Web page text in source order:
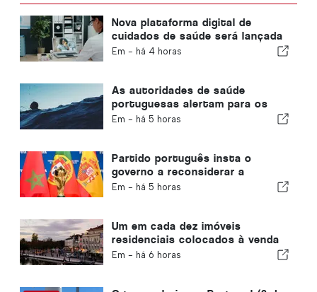
Nova plataforma digital de
cuidados de saúde será lançada
em Portugal
Em - há 4 horas
As autoridades de saúde
portuguesas alertam para os
perigos do afogamento
Em - há 5 horas
Partido português insta o
governo a reconsiderar a
candidatura de Marrocos à
Em - há 5 horas
Um em cada dez imóveis
residenciais colocados à venda
em Portugal é vendido em
Em - há 6 horas